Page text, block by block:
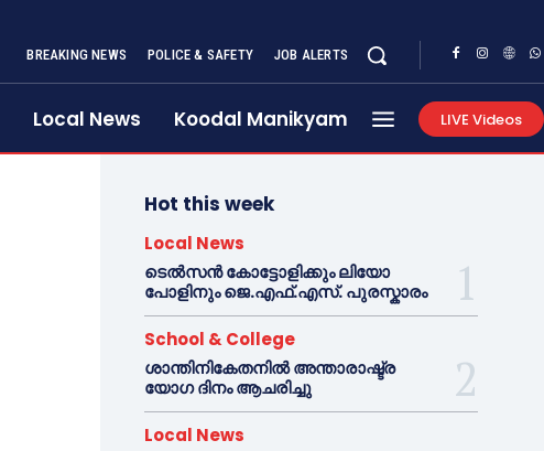
BREAKING NEWS POLICE & SAFETY JOB ALERTS
Local News Koodal Manikyam LIVE Videos
Hot this week
Local News
ടെൽസൻ കോട്ടോളിക്കും ലിയോ
പോളിനും ജെ.എഫ്.എസ്. പുരസ്കാരം
School & College
ശാന്തിനികേതനിൽ അന്താരാഷ്ട്ര
യോഗ ദിനം ആചരിച്ചു
Local News